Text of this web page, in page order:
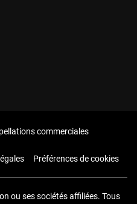
commerciales
Préférences de cookies
ou ses sociétés affiliées. Tous